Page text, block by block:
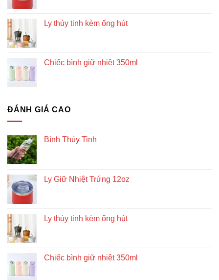
Ly thủy tinh kèm ống hút
Chiếc bình giữ nhiệt 350ml
ĐÁNH GIÁ CAO
Bình Thủy Tinh
Ly Giữ Nhiệt Trứng 12oz
Ly thủy tinh kèm ống hút
Chiếc bình giữ nhiệt 350ml